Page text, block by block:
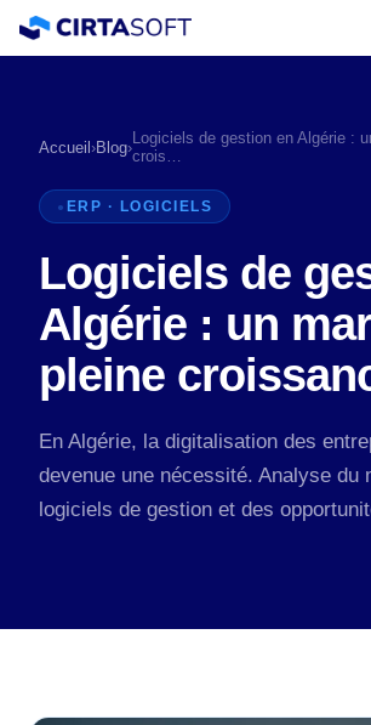
Accueil›Blog›Logiciels de gestion en Algérie :
crois…
ERP · LOGICIELS
Logiciels de
Algérie : un
pleine
En Algérie, la digitalisation des
devenue une nécessité. Analyse du
logiciels de gestion et des